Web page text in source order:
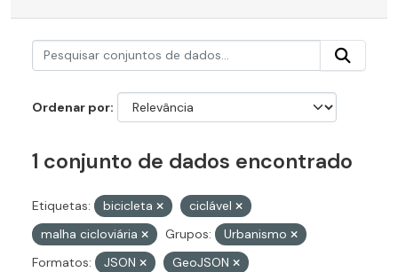
Ordenar por
1 conjunto de dados encontrado
Etiquetas: bicicleta
ciclável
malha cicloviária
Grupos:
Urbanismo
Formatos:
JSON
GeoJSON